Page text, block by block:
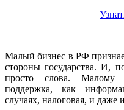
Малый бизнес в РФ
стороны государства. И,
просто слова. Малому
поддержка, как
случаях, налоговая, и даже